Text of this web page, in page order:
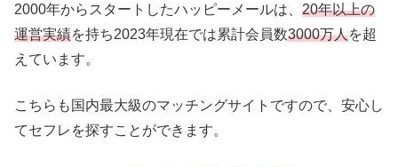
2000年からスタートしたハッピーメールは、 20年以上の
運営実績を持ち2023年現在では累計会員数3000万人を超
えています。
こちらも国内最大級のマッチングサイトですので、安心し
てセフレを探すことができます。